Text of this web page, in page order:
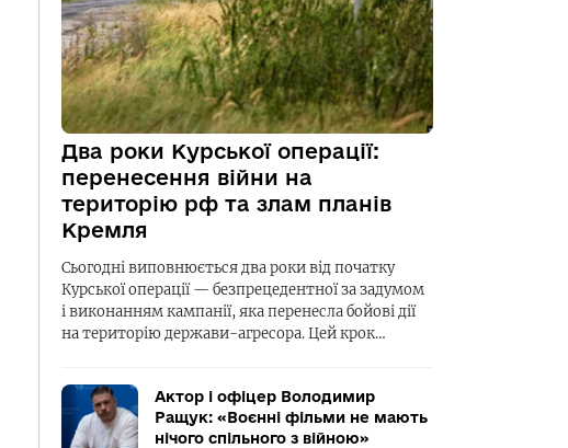
Два роки Курської операції:
перенесення війни на
територію рф та злам планів
Кремля
Сьогодні виповнюється два роки від початку
Курської операції — безпрецедентної за задумом
і виконанням кампанії, яка перенесла бойові дії
на територію держави-агресора. Цей крок…
Актор і офіцер Володимир
Ращук: «Воєнні фільми не мають
нічого спільного з війною»